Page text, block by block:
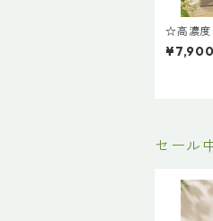
☆高濃度
目機能珪
樹麗な
¥7,900
セール